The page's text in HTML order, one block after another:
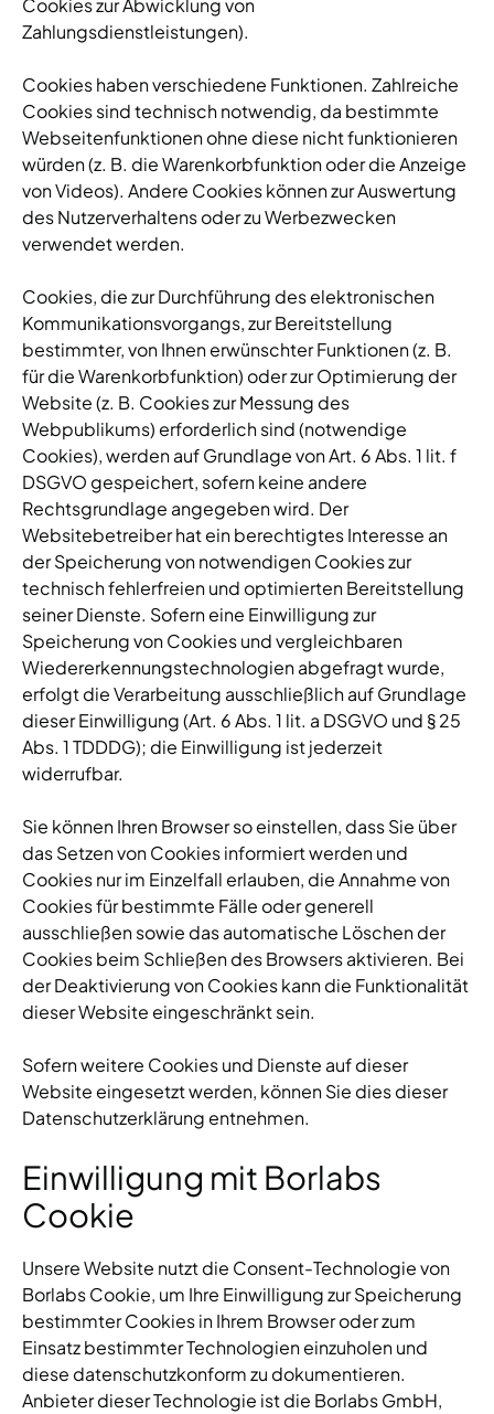
Cookies zur Abwicklung von
Zahlungsdienstleistungen).
Cookies haben verschiedene Funktionen. Zahlreiche
Cookies sind technisch notwendig, da bestimmte
Webseitenfunktionen ohne diese nicht funktionieren
würden (z. B. die Warenkorbfunktion oder die Anzeige
von Videos). Andere Cookies können zur Auswertung
des Nutzerverhaltens oder zu Werbezwecken
verwendet werden.
Cookies, die zur Durchführung des elektronischen
Kommunikationsvorgangs, zur Bereitstellung
bestimmter, von Ihnen erwünschter Funktionen (z. B.
für die Warenkorbfunktion) oder zur Optimierung der
Website (z. B. Cookies zur Messung des
Webpublikums) erforderlich sind (notwendige
Cookies), werden auf Grundlage von Art. 6 Abs. 1 lit. f
DSGVO gespeichert, sofern keine andere
Rechtsgrundlage angegeben wird. Der
Websitebetreiber hat ein berechtigtes Interesse an
der Speicherung von notwendigen Cookies zur
technisch fehlerfreien und optimierten Bereitstellung
seiner Dienste. Sofern eine Einwilligung zur
Speicherung von Cookies und vergleichbaren
Wiedererkennungstechnologien abgefragt wurde,
erfolgt die Verarbeitung ausschließlich auf Grundlage
dieser Einwilligung (Art. 6 Abs. 1 lit. a DSGVO und § 25
Abs. 1 TDDDG); die Einwilligung ist jederzeit
widerrufbar.
Sie können Ihren Browser so einstellen, dass Sie über
das Setzen von Cookies informiert werden und
Cookies nur im Einzelfall erlauben, die Annahme von
Cookies für bestimmte Fälle oder generell
ausschließen sowie das automatische Löschen der
Cookies beim Schließen des Browsers aktivieren. Bei
der Deaktivierung von Cookies kann die Funktionalität
dieser Website eingeschränkt sein.
Sofern weitere Cookies und Dienste auf dieser
Website eingesetzt werden, können Sie dies dieser
Datenschutzerklärung entnehmen.
Einwilligung mit Borlabs
Cookie
Unsere Website nutzt die Consent-Technologie von
Borlabs Cookie, um Ihre Einwilligung zur Speicherung
bestimmter Cookies in Ihrem Browser oder zum
Einsatz bestimmter Technologien einzuholen und
diese datenschutzkonform zu dokumentieren.
Anbieter dieser Technologie ist die Borlabs GmbH,